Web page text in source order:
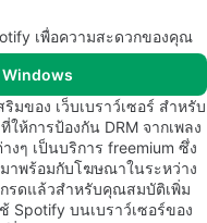
เพื่อความสะดวกของคุณ
มของ เว็บเบราว์เซอร์ สำหรับ
ห้การป้องกัน DRM จากเพลง
งๆ เป็นบริการ freemium ซึ่ง
าพร้อมกับโฆษณาในระหว่าง
รดแล้วสำหรับคุณสมบัติเพิ่ม
Spotify บนเบราว์เซอร์ของ